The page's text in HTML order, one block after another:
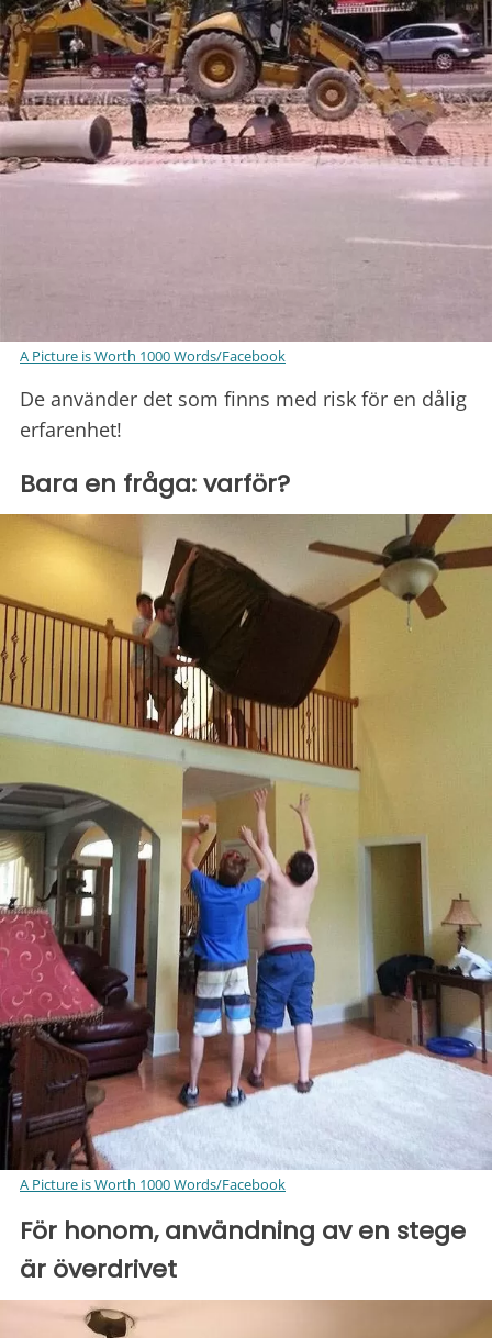
A Picture is Worth 1000 Words/Facebook
De använder det som finns med risk för en dålig
erfarenhet!
Bara en fråga: varför?
A Picture is Worth 1000 Words/Facebook
För honom, användning av en stege
är överdrivet